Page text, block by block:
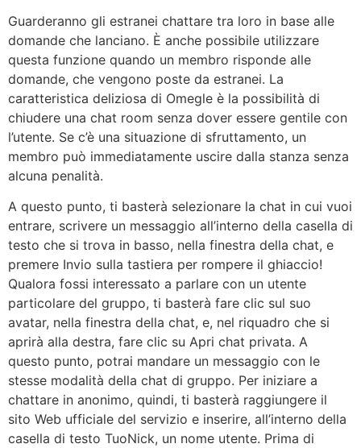
Guarderanno gli estranei chattare tra loro in base alle
domande che lanciano. È anche possibile utilizzare
questa funzione quando un membro risponde alle
domande, che vengono poste da estranei. La
caratteristica deliziosa di Omegle è la possibilità di
chiudere una chat room senza dover essere gentile con
l’utente. Se c’è una situazione di sfruttamento, un
membro può immediatamente uscire dalla stanza senza
alcuna penalità.
A questo punto, ti basterà selezionare la chat in cui vuoi
entrare, scrivere un messaggio all’interno della casella di
testo che si trova in basso, nella finestra della chat, e
premere Invio sulla tastiera per rompere il ghiaccio!
Qualora fossi interessato a parlare con un utente
particolare del gruppo, ti basterà fare clic sul suo
avatar, nella finestra della chat, e, nel riquadro che si
aprirà alla destra, fare clic su Apri chat privata. A
questo punto, potrai mandare un messaggio con le
stesse modalità della chat di gruppo. Per iniziare a
chattare in anonimo, quindi, ti basterà raggiungere il
sito Web ufficiale del servizio e inserire, all’interno della
casella di testo TuoNick, un nome utente. Prima di